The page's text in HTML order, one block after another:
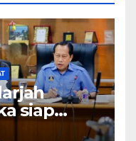
siap
Maslan